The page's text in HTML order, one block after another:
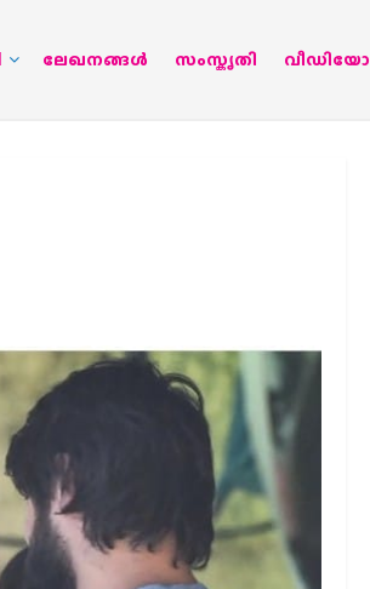
ലേഖനങ്ങള്‍ സംസ്കൃതി വീഡിയോ